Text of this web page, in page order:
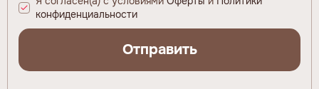
конфиденциальности
Отправить